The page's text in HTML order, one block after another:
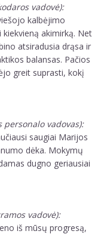
vadovė):
kalbėjimo
akimirką. Net
atsiradusia drąsa ir
balansas. Pačios
greit suprasti, kokį
personalo vadovas):
saugiai Marijos
dėka. Mokymų
dugno geriausiai
vadovė):
iš mūsų progresą,